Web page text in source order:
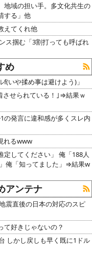
地域の担い手。多文化共生の
する」他
えてくれ他
ス掴む「3割打っても呼ばれ
め
いや揉め事は避けよう)」
させられている！｣⇒結果ｗ
の発言に違和感が多くスレ内
れるwww
定してください」 俺「188人
俺「知ってました」⇒結果w
アンテナ
震直後の日本の対応のスピ
て好きじゃないの？
しかし戻しも早く既に1ドル